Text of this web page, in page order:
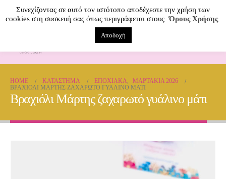
HOME ΚΑΤΆΣΤΗΜΑ ΕΠΟΧΙΑΚΑ,
ΜΑΡΤΆΚΙΑ 2026
ΒΡΑΧΙΌΛΙ ΜΆΡΤΗΣ ΖΑΧΑΡΩΤΌ ΓΥΆΛΙΝΟ ΜΆΤΙ
Βραχιόλι Μάρτης ζαχαρωτό γυάλινο μάτι
Συνεχίζοντας σε αυτό τον ιστότοπο αποδέχεστε την χρήση των
cookies στη συσκευή σας όπως περιγράφεται στους Όρους Χρήσης
Αποδοχή